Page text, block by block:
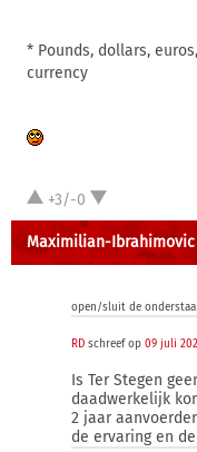
* Pounds, dollars,
currency
+3/-0
Maximilian-Ibrahimovic
open/sluit de
RD schreef op 09 juli
Is Ter Stegen
daadwerkelijk
2 jaar
de ervaring en